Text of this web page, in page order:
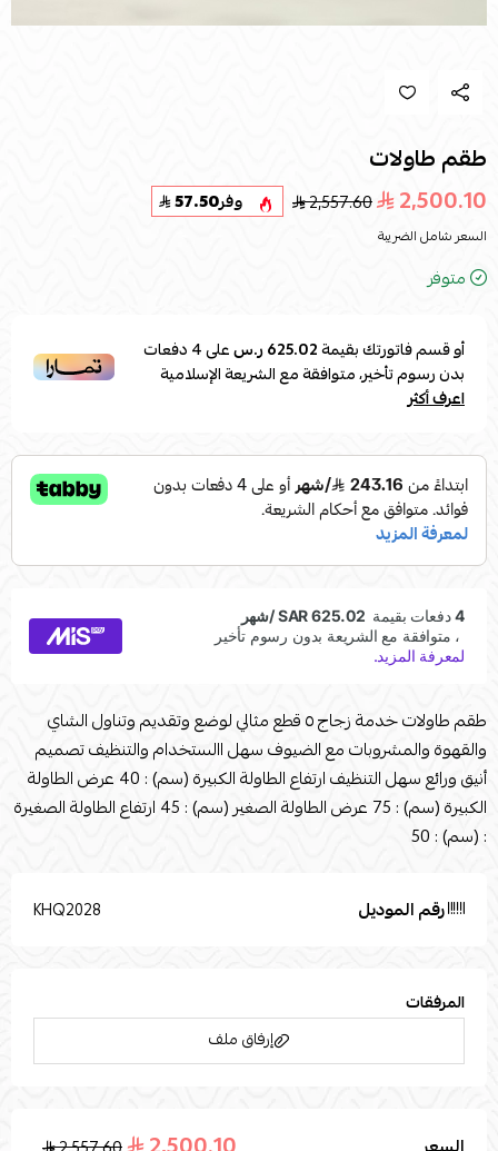
طقم طاولات
2,500.10
2,557.60 وفر57.50
السعر شامل الضريبة
متوفر
أو قسم فاتورتك بقيمة625.02 ر.س على4دفعات
بدون رسوم تأخير، متوافقة مع الشريعة الإسلامية
اعرف أكثر
طقم طاولات خدمة زجاج ٥ قطع مثالي لوضع وتقديم وتناول الشاي
والقهوة والمشروبات مع الضيوف سهل االستخدام والتنظيف تصميم
أنيق ورائع سهل التنظيف ارتفاع الطاولة الكبيرة (سم) : 40 عرض الطاولة
الكبيرة (سم) : 75 عرض الطاولة الصغير (سم) : 45 ارتفاع الطاولة الصغيرة
: (سم) : 50
رقم الموديل KHQ2028
المرفقات
إرفاق ملف